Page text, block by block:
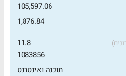
105,597.06
1,876.84
11.8
1083856
תוכנה ואינטרנט